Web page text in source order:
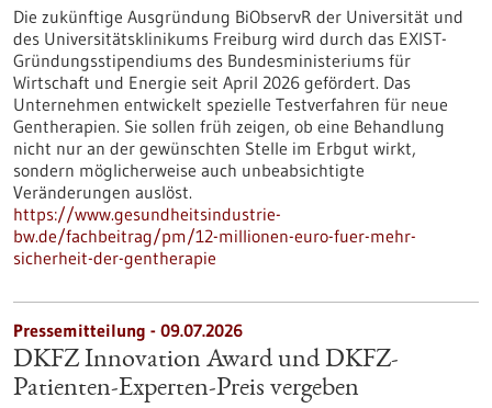
Die zukünftige Ausgründung BiObservR der Universität und
des Universitätsklinikums Freiburg wird durch das EXIST-
Gründungsstipendiums des Bundesministeriums für
Wirtschaft und Energie seit April 2026 gefördert. Das
Unternehmen entwickelt spezielle Testverfahren für neue
Gentherapien. Sie sollen früh zeigen, ob eine Behandlung
nicht nur an der gewünschten Stelle im Erbgut wirkt,
sondern möglicherweise auch unbeabsichtigte
Veränderungen auslöst.
https://www.gesundheitsindustrie-
bw.de/fachbeitrag/pm/12-millionen-euro-fuer-mehr-
sicherheit-der-gentherapie
Pressemitteilung - 09.07.2026
DKFZ Innovation Award und DKFZ-
Patienten-Experten-Preis vergeben